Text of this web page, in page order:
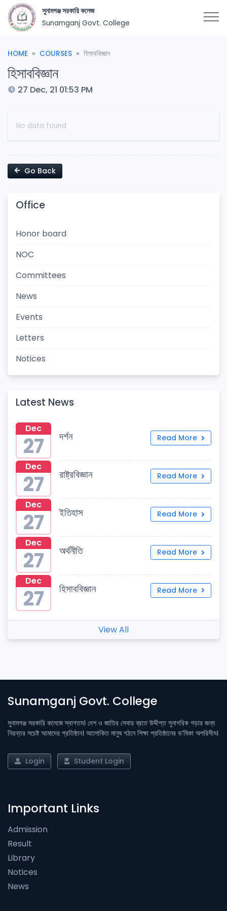
সুনামগঞ্জ সরকারি কলেজ
Sunamganj Govt. College
HOME COURSES হিসাববিজ্ঞান
হিসাববিজ্ঞান
27 Dec, 21 01:53 PM
No data found
Go Back
Office
Honor board
NOC
Committees
News
Events
Letters
Notices
Latest News
Dec
27 দর্শন Read More
Dec
27 রাষ্ট্রবিজ্ঞান Read More
Dec
27 ইতিহাস Read More
Dec
27 অর্থনীতি Read More
Dec
27 হিসাববিজ্ঞান Read More
View All
Sunamganj Govt. College
সুনামগঞ্জ সরকারি কলেজে স্বাগতম। দেশ ও জাতির সেবার ব্রতে উদ্দীপ্ত সুনাগরিক গড়ার জন্য
নিরন্তর সচেষ্ট আমাদের প্রতিষ্ঠান। আলোকিত মানুষ গঠনে শিক্ষা প্রতিষ্ঠানের ভ’মিকা অপরিসীম।
Login Student Login
Important Links
Admission
Result
Library
Notices
News